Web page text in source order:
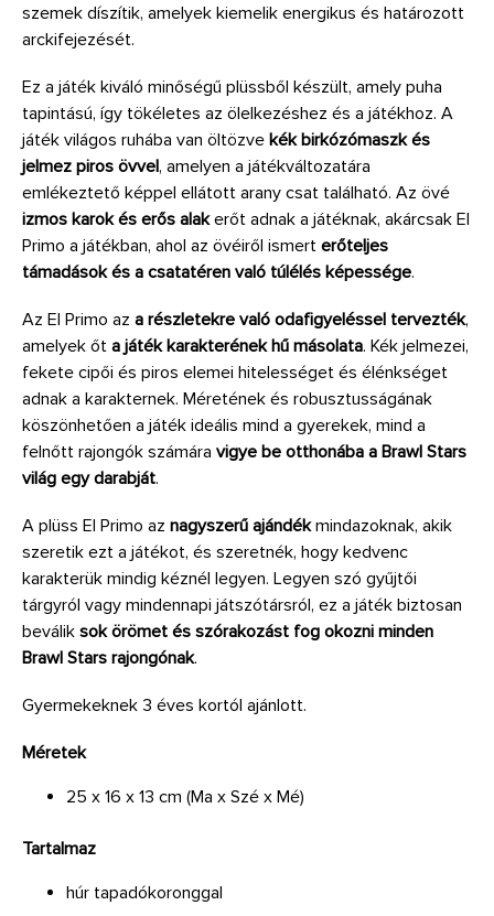
szemek díszítik, amelyek kiemelik energikus és határozott
arckifejezését.
Ez a játék kiváló minőségű plüssből készült, amely puha
tapintású, így tökéletes az ölelkezéshez és a játékhoz. A
játék világos ruhába van öltözve kék birkózómaszk és
jelmez piros övvel, amelyen a játékváltozatára
emlékeztető képpel ellátott arany csat található. Az övé
izmos karok és erős alakerőt adnak a játéknak, akárcsak El
Primo a játékban, ahol az övéiről ismert erőteljes
támadások és a csatatéren való túlélés képessége.
Az El Primo az a részletekre való odafigyeléssel tervezték,
amelyek őt a játék karakterének hű másolata. Kék jelmezei,
fekete cipői és piros elemei hitelességet és élénkséget
adnak a karakternek. Méretének és robusztusságának
köszönhetően a játék ideális mind a gyerekek, mind a
felnőtt rajongók számára vigye be otthonába a Brawl Stars
világ egy darabját.
A plüss El Primo az nagyszerű ajándékmindazoknak, akik
szeretik ezt a játékot, és szeretnék, hogy kedvenc
karakterük mindig kéznél legyen. Legyen szó gyűjtői
tárgyról vagy mindennapi játszótársról, ez a játék biztosan
beválik sok örömet és szórakozást fog okozni minden
Brawl Stars rajongónak.
Gyermekeknek 3 éves kortól ajánlott.
Méretek
25 x 16 x 13 cm (Ma x Szé x Mé)
Tartalmaz
húr tapadókoronggal